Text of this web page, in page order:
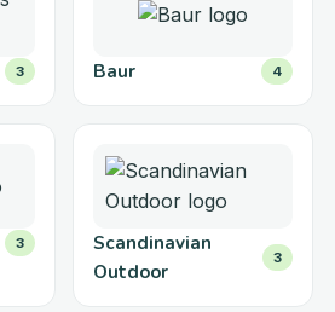
3 Baur 4
3
Scandinavian
Outdoor
3